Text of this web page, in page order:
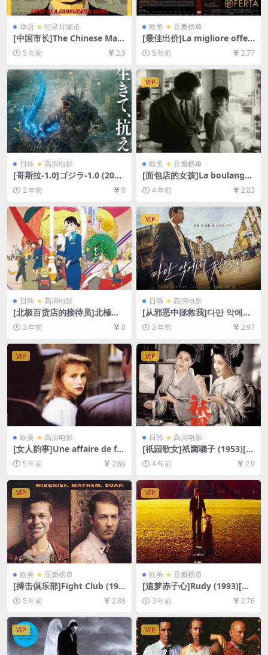
华语 纪录片频道
[中国市长]The Chinese May
or（2015）[百度网盘+夸克网
盘1080P超清未删减资源][网
盘在线播放/下载][MP4/5GB]
[中文字幕][视频文件+防和谐
加密压缩包]
5 年前 2.9
欧美 豆瓣榜单
[最佳出价]La migliore offert
a (2013)[百度网盘+夸克网盘
+迅雷云盘资源1080P超清未
删减][MP4/8.6GB][中英字幕]
5 年前 2.77
日韩 高清电影
[哥斯拉-1.0]ゴジラ-1.0 (202
3)[百度网盘+夸克网盘1080P
超清未删减资源][网盘在线播
放/下载][MP4/7.9GB][中文字
幕]
2 年前 0
VIP
欧美 豆瓣榜单
[面包店的女孩]La boulangèr
e de Monceau (1963)[百度
网盘+迅雷云盘资源1080P超
清未删减][MP4/1.2GB][中文
字幕]
4 年前 2.83
日韩 高清电影
[北极百货店的接待员]北極百
貨店のコンシェルジュさん (2
023)[百度网盘+夸克网盘1080
放/下载][MP4/2.3GB][中文字
幕]
2 年前 0
VIP
日韩 高清电影
[从邪恶中拯救我]다만 악에서
구하소서 (2020)[百度网盘+夸
克网盘1080P超清未删减资源]
3GB][中文字幕]
2 年前 2.97
VIP
欧美 高清电影
[女人韵事]Une affaire de fe
mmes (1988)[百度网盘+迅雷
云盘资源1080P超清未删减]
[MP4/6.9GB][原声中字]
5 年前 2.86
VIP
日韩 高清电影
[祇园歌女]祇園囃子 (1953)[百
度网盘+迅雷云盘资源1080P
超清未删减][MP4/3.7GB][中
文字幕]
4 年前 2.9
VIP
欧美 豆瓣榜单
[搏击俱乐部]Fight Club (199
9)[百度网盘+夸克网盘+迅雷云
盘资源1080P超清未删减][MP
4/8.9GB][中英字幕]
5 年前 2.89
VIP
欧美 豆瓣榜单
[追梦赤子心]Rudy (1993)[百
度网盘+夸克网盘1080P超清
未删减资源][网盘在线播放/下
载][MP4/7.1GB][中英字幕]
3 年前 2.76
VIP VIP